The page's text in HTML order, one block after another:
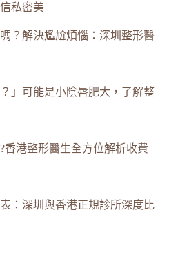
私密美
？解決尷尬煩惱：深圳整形醫
」可能是小陰唇肥大，了解整
香港整形醫生全方位解析收費
：深圳與香港正規診所深度比